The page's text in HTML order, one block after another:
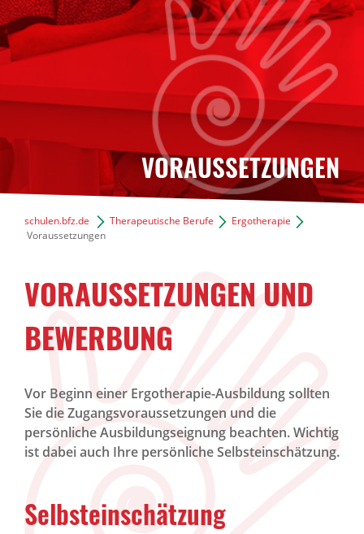
News Archiv
VORAUSSETZUNGEN
schulen.bfz.de Therapeutische Berufe
Ergotherapie
Voraussetzungen
VORAUSSETZUNGEN UND
BEWERBUNG
Vor Beginn einer Ergotherapie-Ausbildung sollten
Sie die Zugangsvoraussetzungen und die
persönliche Ausbildungseignung beachten. Wichtig
ist dabei auch Ihre persönliche Selbsteinschätzung.
Selbsteinschätzung